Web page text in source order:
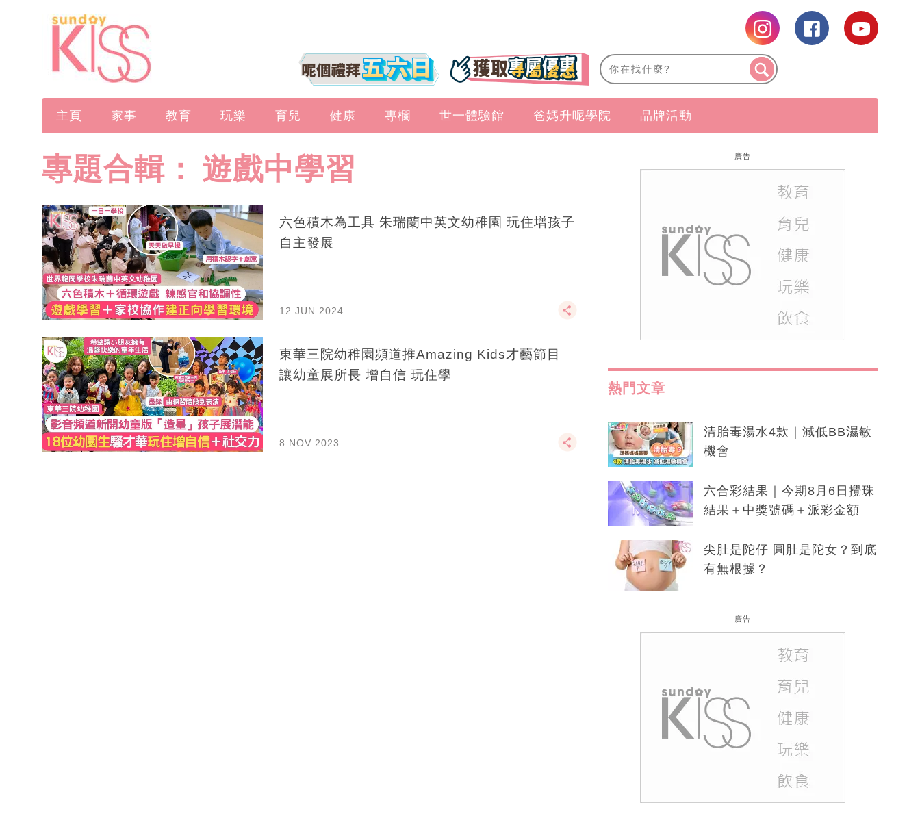
主頁 家事 教育 玩樂 育兒 健康 專欄 世一體驗館 爸媽升呢學院 品牌活動
專題合輯： 遊戲中學習
六色積木為工具 朱瑞蘭中英文幼稚園 玩住增孩子
自主發展
12 JUN 2024
東華三院幼稚園頻道推Amazing Kids才藝節目
讓幼童展所長 增自信 玩住學
8 NOV 2023
廣告
熱門文章
清胎毒湯水4款｜減低BB濕敏
機會
六合彩結果｜今期8月6日攪珠
結果＋中獎號碼＋派彩金額
尖肚是陀仔 圓肚是陀女？到底
有無根據？
廣告